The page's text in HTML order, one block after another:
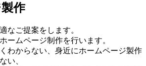
作
なご提案をします。
ームページ制作を行います。
わからない、身近にホームページ製作
い、